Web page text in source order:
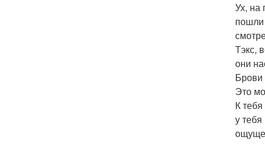
Ух, на
Тэкс,
они
Брови
Это
К
у